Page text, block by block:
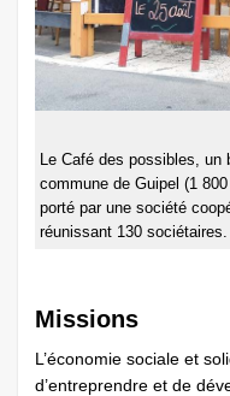
Le Café des possibles,
commune de Guipel (1
porté par une société
réunissant 130 sociétaires.
Missions
L’économie sociale et
d’entreprendre et de